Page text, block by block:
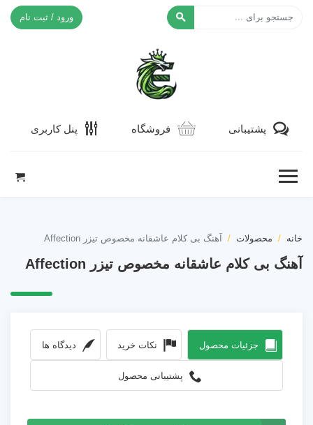
ورود / ثبت نام
پشتیبانی فروشگاه پنل کاربری
خانه محصولات آهنگ بی کلام عاشقانه مخصوص تیزر Affection
آهنگ بی کلام عاشقانه مخصوص تیزر Affection
جزئیات محصول نکات خرید دیدگاه ها
پشتیبانی محصول